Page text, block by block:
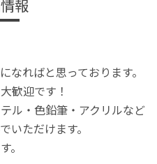
報
なればと思っております。
歓迎です！
ル・色鉛筆・アクリルなど
いただけます。
。